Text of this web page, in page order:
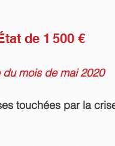
de 1 500 €
mois de mai 2020
touchées par la